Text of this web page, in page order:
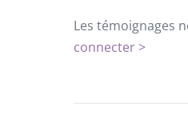
Les témoignages
connecter >